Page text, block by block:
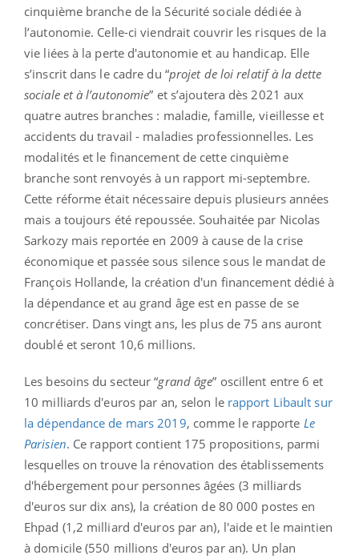
cinquième branche de la Sécurité sociale dédiée à
l’autonomie. Celle-ci viendrait couvrir les risques de la
vie liées à la perte d'autonomie et au handicap. Elle
s’inscrit dans le cadre du “projet de loi relatif à la dette
sociale et à l’autonomie” et s’ajoutera dès 2021 aux
quatre autres branches : maladie, famille, vieillesse et
accidents du travail - maladies professionnelles. Les
modalités et le financement de cette cinquième
branche sont renvoyés à un rapport mi-septembre.
Cette réforme était nécessaire depuis plusieurs années
mais a toujours été repoussée. Souhaitée par Nicolas
Sarkozy mais reportée en 2009 à cause de la crise
économique et passée sous silence sous le mandat de
François Hollande, la création d'un financement dédié à
la dépendance et au grand âge est en passe de se
concrétiser. Dans vingt ans, les plus de 75 ans auront
doublé et seront 10,6 millions.
Les besoins du secteur “grand âge” oscillent entre 6 et
10 milliards d'euros par an, selon le rapport Libault sur
la dépendance de mars 2019, comme le rapporte Le
Parisien. Ce rapport contient 175 propositions, parmi
lesquelles on trouve la rénovation des établissements
d'hébergement pour personnes âgées (3 milliards
d'euros sur dix ans), la création de 80 000 postes en
Ehpad (1,2 milliard d'euros par an), l'aide et le maintien
à domicile (550 millions d'euros par an). Un plan